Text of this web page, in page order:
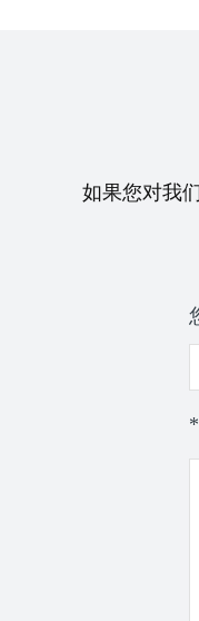
如果您对我